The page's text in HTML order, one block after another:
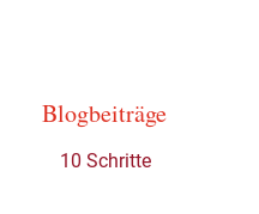
Blogbeiträge
10 Schritte